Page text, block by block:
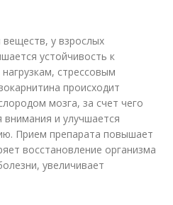
у взрослых
устойчивость к
стрессовым
происходит
мозга, за счет чего
и улучшается
Прием препарата повышает
восстановление организма
увеличивает